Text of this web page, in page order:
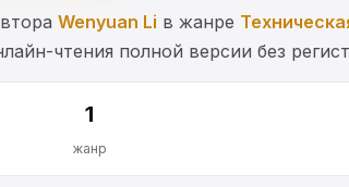
Wenyuan Li в жанре
чтения полной версии без
1
жанр